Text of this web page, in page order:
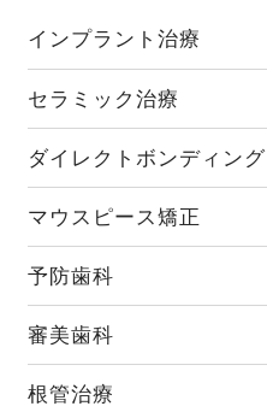
インプラント治療
セラミック治療
ダイレクトボンディング
マウスピース矯正
予防歯科
審美歯科
根管治療